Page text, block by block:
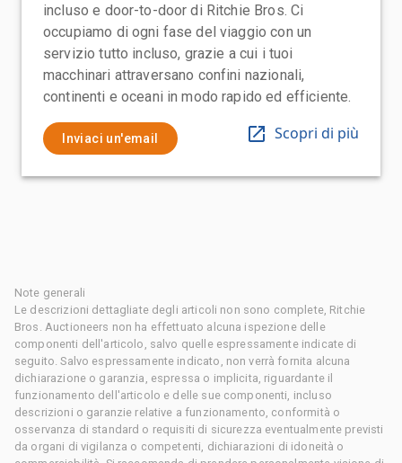
incluso e door-to-door di Ritchie Bros. Ci
occupiamo di ogni fase del viaggio con un
servizio tutto incluso, grazie a cui i tuoi
macchinari attraversano confini nazionali,
continenti e oceani in modo rapido ed efficiente.
Inviaci un'email Scopri di più
Note generali
Le descrizioni dettagliate degli articoli non sono complete, Ritchie
Bros. Auctioneers non ha effettuato alcuna ispezione delle
componenti dell'articolo, salvo quelle espressamente indicate di
seguito. Salvo espressamente indicato, non verrà fornita alcuna
dichiarazione o garanzia, espressa o implicita, riguardante il
funzionamento dell'articolo e delle sue componenti, incluso
descrizioni o garanzie relative a funzionamento, conformità o
osservanza di standard o requisiti di sicurezza eventualmente previsti
da organi di vigilanza o competenti, dichiarazioni di idoneità o